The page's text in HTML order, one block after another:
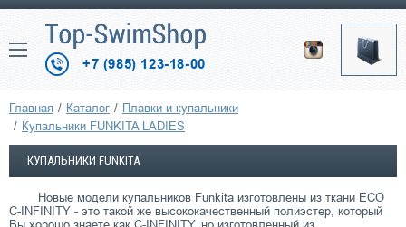
+7 (985) 123-18-00
Главная Каталог
Плавки и купальники
Купальники FUNKITA LADIES
КУПАЛЬНИКИ FUNKITA
Новые модели купальников Funkita изготовлены из ткани ECO
C-INFINITY - это такой же высококачественный полиэстер, который